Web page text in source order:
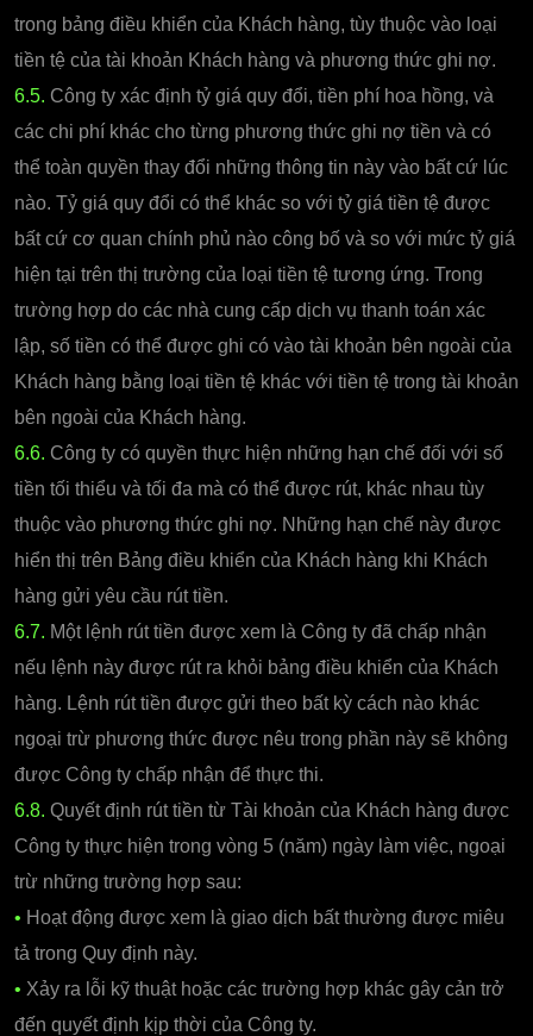
trong bảng điều khiển của Khách hàng, tùy thuộc vào loại
tiền tệ của tài khoản Khách hàng và phương thức ghi nợ.
6.5. Công ty xác định tỷ giá quy đổi, tiền phí hoa hồng, và
các chi phí khác cho từng phương thức ghi nợ tiền và có
thể toàn quyền thay đổi những thông tin này vào bất cứ lúc
nào. Tỷ giá quy đổi có thể khác so với tỷ giá tiền tệ được
bất cứ cơ quan chính phủ nào công bố và so với mức tỷ giá
hiện tại trên thị trường của loại tiền tệ tương ứng. Trong
trường hợp do các nhà cung cấp dịch vụ thanh toán xác
lập, số tiền có thể được ghi có vào tài khoản bên ngoài của
Khách hàng bằng loại tiền tệ khác với tiền tệ trong tài khoản
bên ngoài của Khách hàng.
6.6. Công ty có quyền thực hiện những hạn chế đối với số
tiền tối thiểu và tối đa mà có thể được rút, khác nhau tùy
thuộc vào phương thức ghi nợ. Những hạn chế này được
hiển thị trên Bảng điều khiển của Khách hàng khi Khách
hàng gửi yêu cầu rút tiền.
6.7. Một lệnh rút tiền được xem là Công ty đã chấp nhận
nếu lệnh này được rút ra khỏi bảng điều khiển của Khách
hàng. Lệnh rút tiền được gửi theo bất kỳ cách nào khác
ngoại trừ phương thức được nêu trong phần này sẽ không
được Công ty chấp nhận để thực thi.
6.8. Quyết định rút tiền từ Tài khoản của Khách hàng được
Công ty thực hiện trong vòng 5 (năm) ngày làm việc, ngoại
trừ những trường hợp sau:
• Hoạt động được xem là giao dịch bất thường được miêu
tả trong Quy định này.
• Xảy ra lỗi kỹ thuật hoặc các trường hợp khác gây cản trở
đến quyết định kịp thời của Công ty.